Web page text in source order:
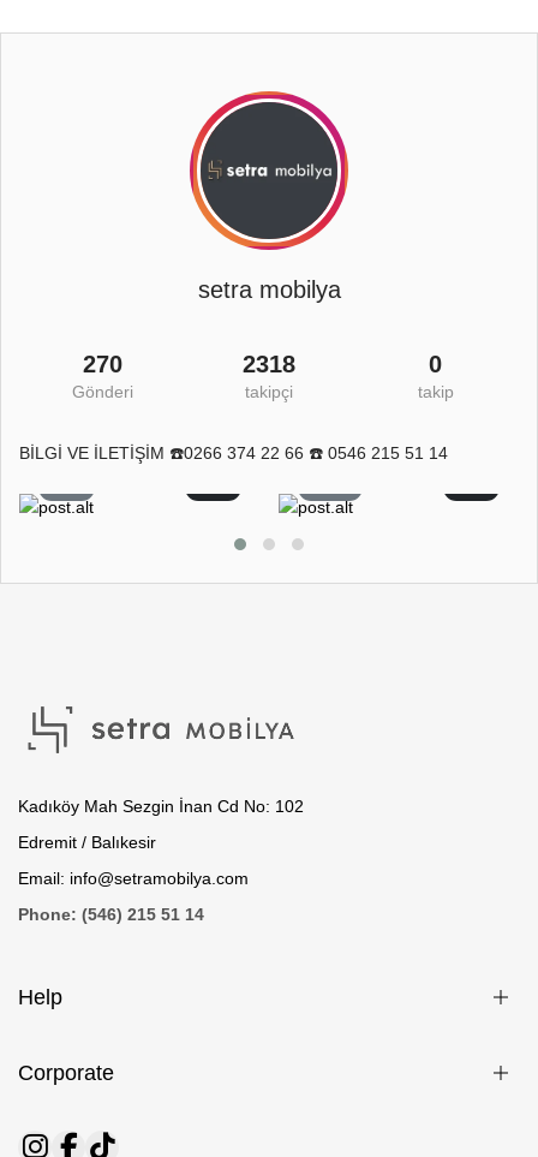
setra mobilya
270
Gönderi
2318
takipçi
0
takip
BİLGİ VE İLETİŞİM ☎️0266 374 22 66 ☎️ 0546 215 51 14
Kadıköy Mah Sezgin İnan Cd No: 102
Edremit / Balıkesir
Email: info@setramobilya.com
Phone: (546) 215 51 14
Help
Corporate